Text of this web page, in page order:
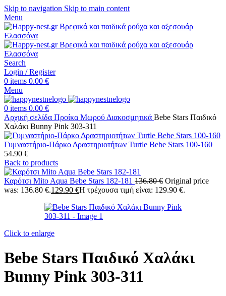
Skip to navigation Skip to main content
Menu
Search
Login / Register
0 items 0.00 €
Menu
0 items 0.00 €
Αρχική σελίδα Προίκα Μωρού Διακοσμητικά Bebe Stars Παιδικό
Χαλάκι Bunny Pink 303-311
Γυμναστήριο-Πάρκο Δραστηριοτήτων Turtle Bebe Stars 100-160
54.90 €
Back to products
Καρότσι Mito Aqua Bebe Stars 182-181 136.80€ Original price
was: 136.80 €.129.90 €Η τρέχουσα τιμή είναι: 129.90 €.
Click to enlarge
Bebe Stars Παιδικό Χαλάκι
Bunny Pink 303-311